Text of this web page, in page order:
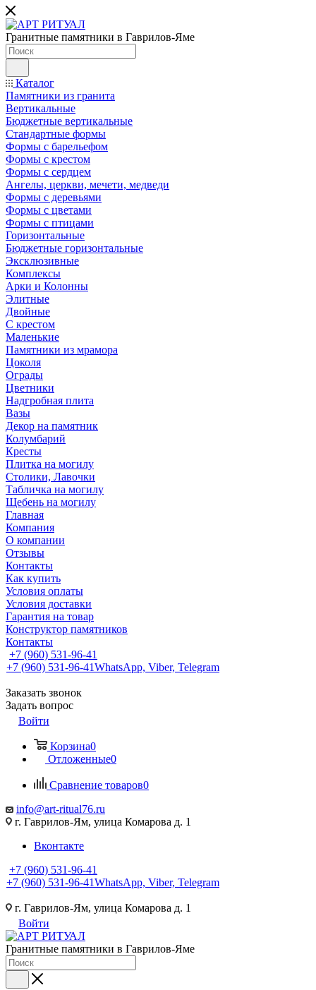
Гранитные памятники в Гаврилов-Яме
Каталог
Памятники из гранита
Вертикальные
Бюджетные вертикальные
Стандартные формы
Формы с барельефом
Формы с крестом
Формы с сердцем
Ангелы, церкви, мечети, медведи
Формы с деревьями
Формы с цветами
Формы с птицами
Горизонтальные
Бюджетные горизонтальные
Эксклюзивные
Комплексы
Арки и Колонны
Элитные
Двойные
С крестом
Маленькие
Памятники из мрамора
Цоколя
Ограды
Цветники
Надгробная плита
Вазы
Декор на памятник
Колумбарий
Кресты
Плитка на могилу
Столики, Лавочки
Табличка на могилу
Щебень на могилу
Главная
Компания
О компании
Отзывы
Контакты
Как купить
Условия оплаты
Условия доставки
Гарантия на товар
Конструктор памятников
Контакты
+7 (960) 531-96-41
+7 (960) 531-96-41WhatsApp, Viber, Telegram
Заказать звонок
Задать вопрос
Войти
Корзина0
Отложенные0
Сравнение товаров0
info@art-ritual76.ru
г. Гаврилов-Ям, улица Комарова д. 1
Вконтакте
+7 (960) 531-96-41
+7 (960) 531-96-41WhatsApp, Viber, Telegram
г. Гаврилов-Ям, улица Комарова д. 1
Войти
Гранитные памятники в Гаврилов-Яме